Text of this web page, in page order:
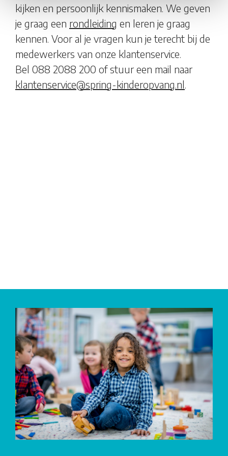
kijken en persoonlijk kennismaken. We geven
je graag een rondleiding en leren je graag
kennen. Voor al je vragen kun je terecht bij de
medewerkers van onze klantenservice.
Bel 088 2088 200 of stuur een mail naar
klantenservice@spring-kinderopvang.nl